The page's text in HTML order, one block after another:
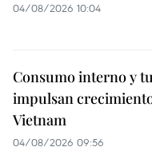
04/08/2026 10:04
Consumo interno y
impulsan
Vietnam
04/08/2026 09:56